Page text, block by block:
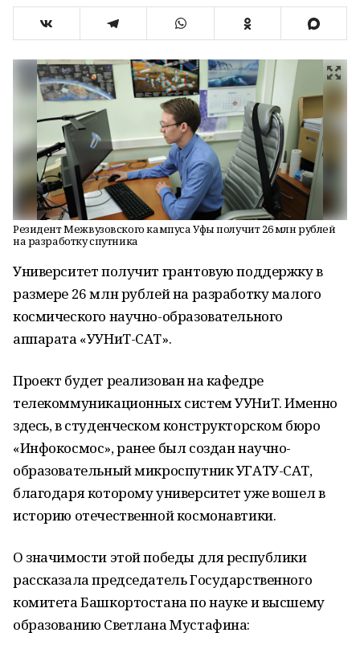
Резидент Межвузовского кампуса Уфы получит 26 млн рублей
на разработку спутника
Университет получит грантовую поддержку в
размере 26 млн рублей на разработку малого
космического научно-образовательного
аппарата «УУНиТ-САТ».
Проект будет реализован на кафедре
телекоммуникационных систем УУНиТ. Именно
здесь, в студенческом конструкторском бюро
«Инфокосмос», ранее был создан научно-
образовательный микроспутник УГАТУ-САТ,
благодаря которому университет уже вошел в
историю отечественной космонавтики.
О значимости этой победы для республики
рассказала председатель Государственного
комитета Башкортостана по науке и высшему
образованию Светлана Мустафина: